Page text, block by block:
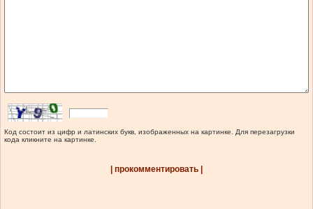
Код состоит из цифр и латинских букв, изображенных на картинке. Для перезагрузки
кода кликните на картинке.
| прокомментировать |